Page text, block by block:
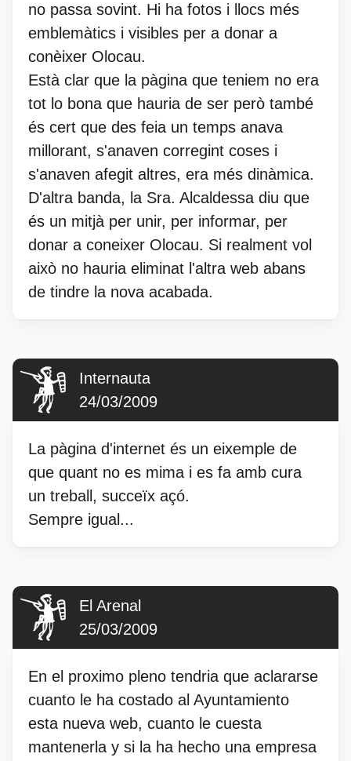
no passa sovint. Hi ha fotos i llocs més
emblemàtics i visibles per a donar a
conèixer Olocau.
Està clar que la pàgina que teniem no era
tot lo bona que hauria de ser però també
és cert que des feia un temps anava
millorant, s'anaven corregint coses i
s'anaven afegit altres, era més dinàmica.
D'altra banda, la Sra. Alcaldessa diu que
és un mitjà per unir, per informar, per
donar a coneixer Olocau. Si realment vol
això no hauria eliminat l'altra web abans
de tindre la nova acabada.
Internauta
24/03/2009
La pàgina d'internet és un eixemple de
que quant no es mima i es fa amb cura
un treball, succeïx açó.
Sempre igual...
El Arenal
25/03/2009
En el proximo pleno tendria que aclararse
cuanto le ha costado al Ayuntamiento
esta nueva web, cuanto le cuesta
mantenerla y si la ha hecho una empresa